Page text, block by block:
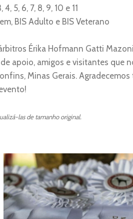
5, 6, 7, 8, 9, 10 e 11
BIS Adulto e BIS Veterano
Érika Hofmann Gatti
apoio, amigos e visitantes que
Minas Gerais.
las de tamanho original.